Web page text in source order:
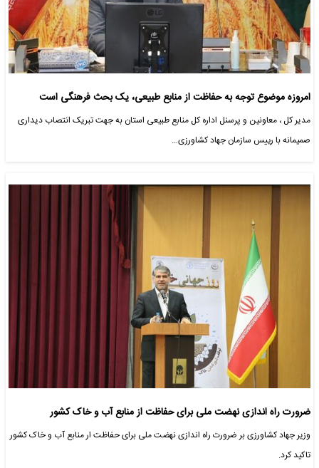
امروزه موضوع توجه به حفاظت از منابع طبیعی، یک بحث فرهنگی است
مدیر کل ، معاونین و پرسنل اداره کل منابع طبیعی استان به جهت تبریک انتصاب دیداری
صمیمانه با رییس سازمان جهاد کشاورزی…
ضرورت راه اندازی نهضت ملی برای حفاظت از منابع آب و خاک کشور
وزیر جهاد کشاورزی بر ضرورت راه اندازی نهضت ملی برای حفاظت ار منابع آب و خاک کشور
تاکید کرد.